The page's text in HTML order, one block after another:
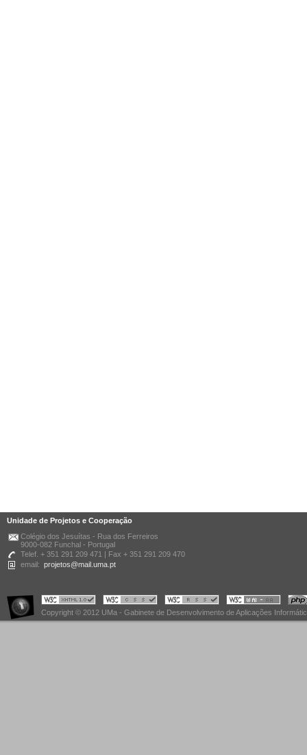
Unidade de Projetos e Cooperação
Colégio dos Jesuítas - Rua dos Ferreiros
9000-082 Funchal - Portugal
Telef. + 351 291 209 471 | Fax + 351 291 209 470
email: projetos@mail.uma.pt
Copyright © 2012 UMa - Gabinete de Desenvolvimento de Aplicações